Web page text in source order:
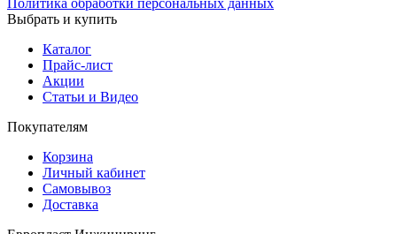
Политика обработки персональных данных
Выбрать и купить
Каталог
Прайс-лист
Акции
Статьи и Видео
Покупателям
Корзина
Личный кабинет
Самовывоз
Доставка